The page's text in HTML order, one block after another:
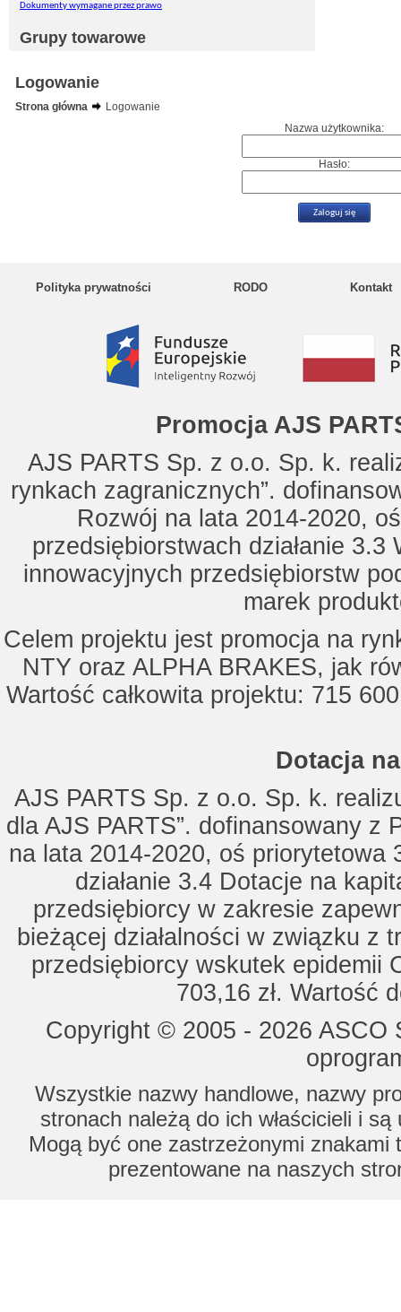
Dokumenty wymagane przez prawo
Grupy towarowe
Logowanie
Strona główna
Logowanie
Nazwa użytkownika:
Hasło:
Polityka prywatności RODO Kontakt
Promocja AJS
AJS PARTS Sp. z o.o. Sp. k.
rynkach zagranicznych”.
Rozwój na lata 2014-2020,
przedsiębiorstwach działanie
innowacyjnych przedsiębiorstw
marek
Celem projektu jest promocja na
NTY oraz ALPHA BRAKES, jak
Wartość całkowita projektu: 715
Dotacja
AJS PARTS Sp. z o.o. Sp. k.
dla AJS PARTS”. dofinansowany z
na lata 2014-2020, oś priorytetowa
działanie 3.4 Dotacje na
przedsiębiorcy w zakresie
bieżącej działalności w związku z
przedsiębiorcy wskutek epidemii
703,16 zł. Wartość
Copyright © 2005 - 2026
Wszystkie nazwy handlowe, nazwy
stronach należą do ich właścicieli i
Mogą być one zastrzeżonymi znakami
prezentowane na naszych